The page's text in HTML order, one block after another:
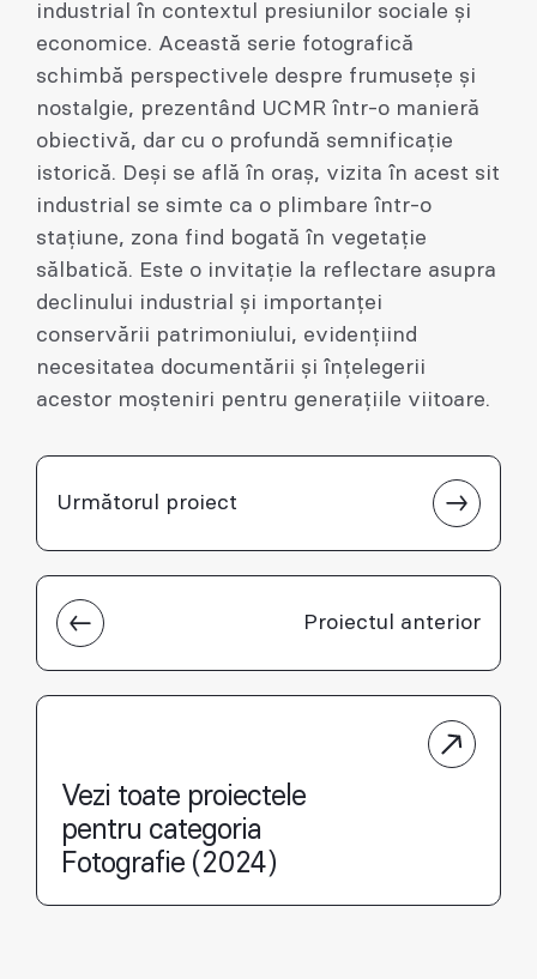
industrial în contextul presiunilor sociale și
economice. Această serie fotografică
schimbă perspectivele despre frumusețe și
nostalgie, prezentând UCMR într-o manieră
obiectivă, dar cu o profundă semnificație
istorică. Deși se află în oraș, vizita în acest sit
industrial se simte ca o plimbare într-o
stațiune, zona find bogată în vegetație
sălbatică. Este o invitație la reflectare asupra
declinului industrial și importanței
conservării patrimoniului, evidențiind
necesitatea documentării și înțelegerii
acestor moșteniri pentru generațiile viitoare.
Proiectul anterior
Următorul proiect
Vezi toate proiectele
pentru categoria
Fotografie (2024)